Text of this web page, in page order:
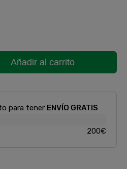
Añadir al carrito
para tener ENVÍO GRATIS
200€